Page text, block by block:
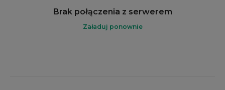
Brak połączenia z serwerem
Załaduj ponownie